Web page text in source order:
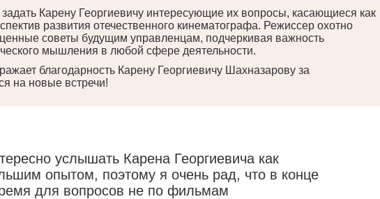
Карену Георгиевичу интересующие их вопросы, касающиеся как
развития отечественного кинематографа. Режиссер охотно
советы будущим управленцам, подчеркивая важность
мышления в любой сфере деятельности.
благодарность Карену Георгиевичу Шахназарову за
на новые встречи!
услышать Карена Георгиевича как
опытом, поэтому я очень рад, что в конце
для вопросов не по фильмам